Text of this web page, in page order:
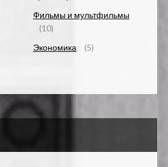
Фильмы и мультфильмы
(10)
Экономика
(5)